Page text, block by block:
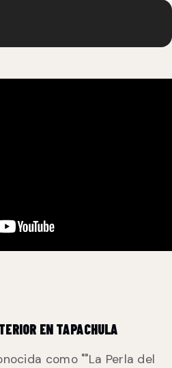
EN TAPACHULA
como ""La Perla del